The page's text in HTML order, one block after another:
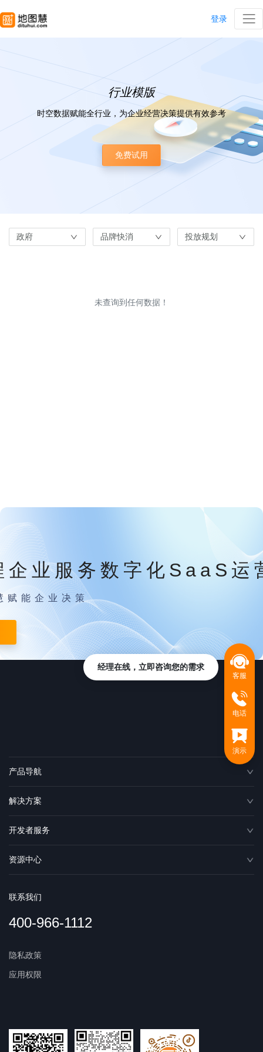
登录
行业模版
时空数据赋能全行业，为企业经营决策提供有效参考
免费试用
政府 品牌快消 投放规划
未查询到任何数据！
企业服务数字化SaaS运
赋能企业决策
产品导航
解决方案
开发者服务
资源中心
联系我们
400-966-1112
隐私政策
应用权限
客服
电话
演示
经理在线，立即咨询您的需求